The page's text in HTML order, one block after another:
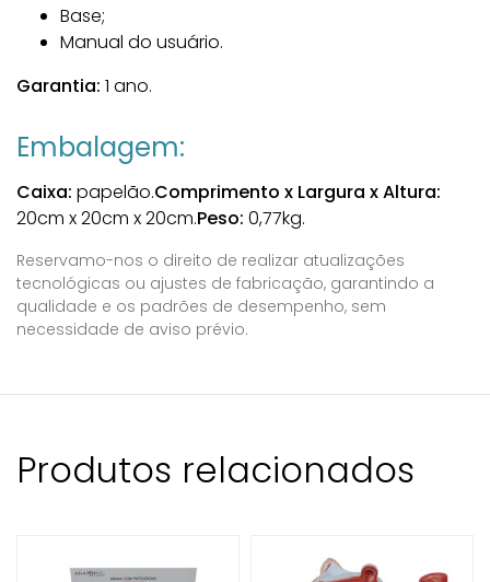
Base;
Manual do usuário.
Garantia: 1 ano.
Embalagem:
Caixa: papelão.Comprimento x Largura x Altura:
20cm x 20cm x 20cm.Peso: 0,77kg.
Reservamo-nos o direito de realizar atualizações
tecnológicas ou ajustes de fabricação, garantindo a
qualidade e os padrões de desempenho, sem
necessidade de aviso prévio.
Produtos relacionados